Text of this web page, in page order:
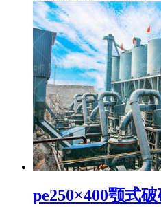
pe250×400颚式